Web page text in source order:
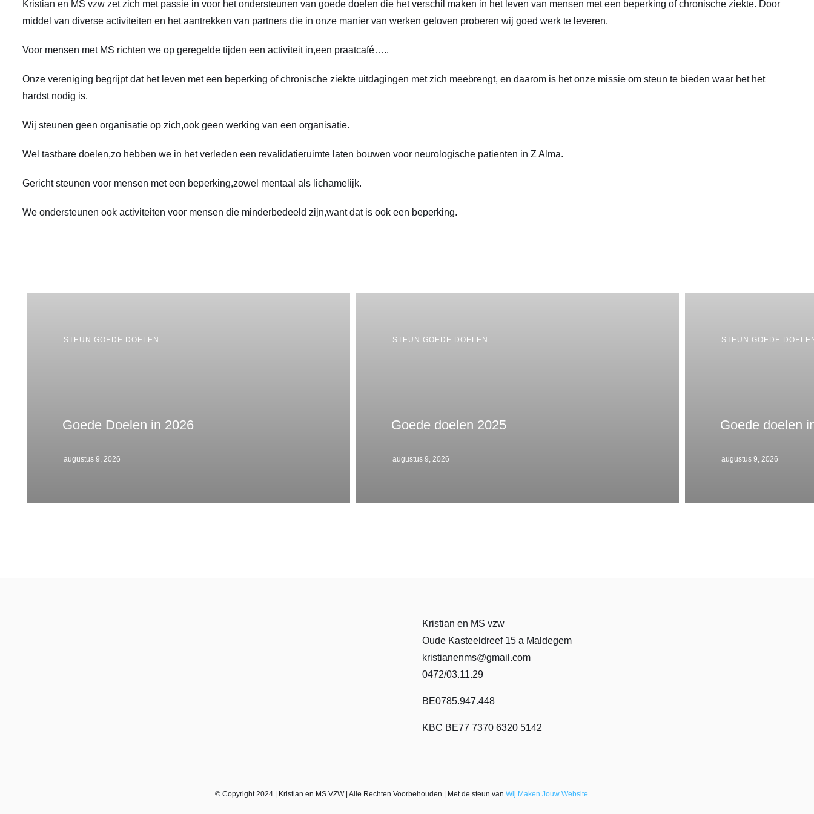
Kristian en MS vzw zet zich met passie in voor het ondersteunen van goede doelen die het verschil maken in het leven van mensen met een beperking of chronische ziekte. Door
middel van diverse activiteiten en het aantrekken van partners die in onze manier van werken geloven proberen wij goed werk te leveren.
Voor mensen met MS richten we op geregelde tijden een activiteit in,een praatcafé…..
Onze vereniging begrijpt dat het leven met een beperking of chronische ziekte uitdagingen met zich meebrengt, en daarom is het onze missie om steun te bieden waar het het
hardst nodig is.
Wij steunen geen organisatie op zich,ook geen werking van een organisatie.
Wel tastbare doelen,zo hebben we in het verleden een revalidatieruimte laten bouwen voor neurologische patienten in Z Alma.
Gericht steunen voor mensen met een beperking,zowel mentaal als lichamelijk.
We ondersteunen ook activiteiten voor mensen die minderbedeeld zijn,want dat is ook een beperking.
STEUN GOEDE DOELEN
Goede Doelen in 2026
augustus 9, 2026
STEUN GOEDE DOELEN
Goede doelen 2025
augustus 9, 2026
STEUN GOEDE
Goede doelen
augustus 9, 2026
Kristian en MS vzw
Oude Kasteeldreef 15 a Maldegem
kristianenms@gmail.com
0472/03.11.29
BE0785.947.448
KBC BE77 7370 6320 5142
© Copyright 2024 | Kristian en MS VZW | Alle Rechten Voorbehouden | Met de steun van Wij Maken Jouw Website